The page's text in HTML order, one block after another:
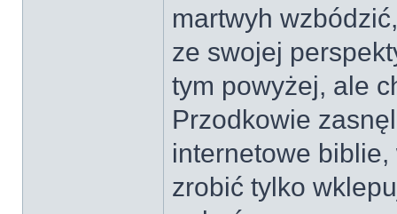
martwyh
ze swojej
tym powyżej, ale
Przodkowie
internetowe
zrobić tylko